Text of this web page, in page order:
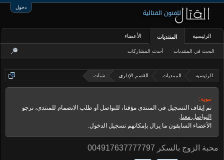
دخول
الرئيسية المنتديات القسم الإداري شتات
تنويه:
تم إيقاف التسجيل في المنتدى مؤقتا، للتواصل أو طلب الانضمام للمنتدى، نرجو
التواصل معنا.
الأعضاء السابقون ما يزال بإمكانهم تسجيل الدخول.
محبة الزوج بالسكر 004917637777797
الرئيسية المنتديات
البحث في المنتديات أحدث المشاركات
الأعضاء